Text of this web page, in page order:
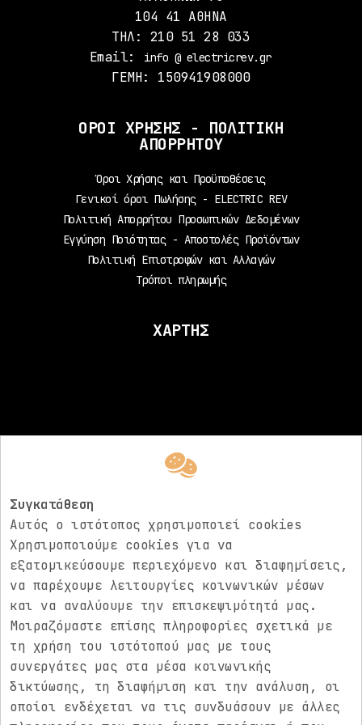
104 41 ΑΘΗΝΑ
ΤΗΛ: 210 51 28 033
Email:
info @ electricrev.gr
ΓΕΜΗ: 150941908000
ΟΡΟΙ ΧΡΗΣΗΣ - ΠΟΛΙΤΙΚΗ
ΑΠΟΡΡΗΤΟΥ
Όροι Χρήσης και Προϋποθέσεις
Γενικοί όροι Πωλήσης - ELECTRIC REV
Πολιτική Απορρήτου Προσωπικών Δεδομένων
Εγγύηση Ποιότητας - Αποστολές Προϊόντων
Πολιτική Επιστροφών και Αλλαγών
Τρόποι πληρωμής
ΧΑΡΤΗΣ
ΑΚΟΛΟΥΘΗΣΤΕ ΜΑΣ
Electric Rev
Electric Rev
Electric Rev
Newsletter
Συγκατάθεση
Αυτός ο ιστότοπος χρησιμοποιεί cookies
Χρησιμοποιούμε cookies για να
εξατομικεύσουμε περιεχόμενο και διαφημίσεις,
να παρέχουμε λειτουργίες κοινωνικών μέσων
και να αναλύουμε την επισκεψιμότητά μας.
Μοιραζόμαστε επίσης πληροφορίες σχετικά με
τη χρήση του ιστότοπού μας με τους
συνεργάτες μας στα μέσα κοινωνικής
δικτύωσης, τη διαφήμιση και την ανάλυση, οι
οποίοι ενδέχεται να τις συνδυάσουν με άλλες